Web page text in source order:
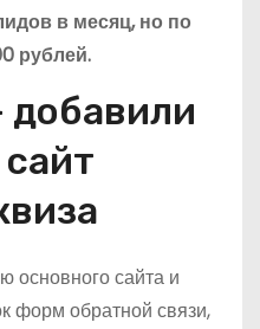
в месяц, но по
рублей.
добавили
основного сайта и
форм обратной связи,